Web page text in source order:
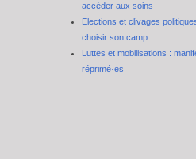
accéder aux soins
Elections et clivages
choisir son camp
Luttes et mobilisations :
réprimé·es